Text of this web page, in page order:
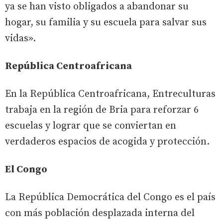
ya se han visto obligados a abandonar su
hogar, su familia y su escuela para salvar sus
vidas».
República Centroafricana
En la República Centroafricana, Entreculturas
trabaja en la región de Bria para reforzar 6
escuelas y lograr que se conviertan en
verdaderos espacios de acogida y protección.
El Congo
La República Democrática del Congo es el país
con más población desplazada interna del